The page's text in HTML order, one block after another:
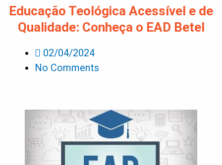
Educação Teológica Acessível e de
Qualidade: Conheça o EAD Betel
02/04/2024
No Comments